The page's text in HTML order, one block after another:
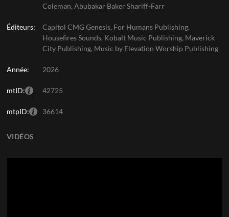
Coleman, Abubakar Baker Shariff-Farr
Éditeurs:
Capitol CMG Genesis, For Humans Publishing,
Housefires Sounds, Kobalt Music Publishing, Maverick
City Publishing, Music by Elevation Worship Publishing
Année: 2026
mtID: 42725
mtpID: 36614
VIDÉOS